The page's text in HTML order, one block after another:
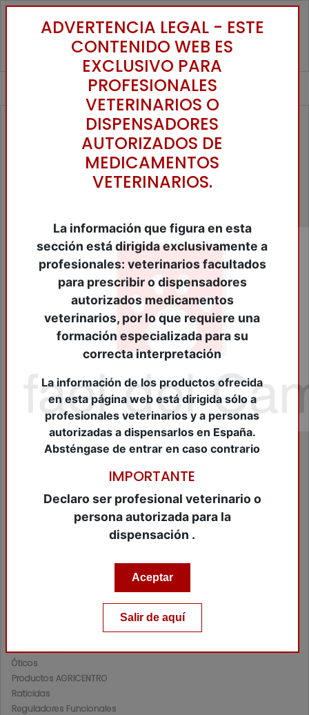
Accesorios Animales de Compañía
Alimentos Animales Compañia
Antibióticos
Antiparasitários
Bibliografía
Cercados Eléctricos
Cierre Heridas
Consumibles Veterinarios
Cosméticos Peq.Animales
Farmacológicos Diversos
Fungicidas
Higuiene Bucal
Homeopáticos
Leches Maternizadas
Material de Identificación
Nutraceuticos Animales Compañia
Nutracéuticos Ganadería
Óticos
Productos AGRICENTRO
Raticidas
Reguladores Funcionales
ADVERTENCIA LEGAL - ESTE
CONTENIDO WEB ES
EXCLUSIVO PARA
PROFESIONALES
VETERINARIOS O
DISPENSADORES
AUTORIZADOS DE
MEDICAMENTOS
VETERINARIOS.
La información que figura en esta
sección está dirigida exclusivamente a
profesionales: veterinarios facultados
para prescribir o dispensadores
autorizados medicamentos
veterinarios, por lo que requiere una
formación especializada para su
correcta interpretación
La información de los productos ofrecida
en esta página web está dirigida sólo a
profesionales veterinarios y a personas
autorizadas a dispensarlos en España.
Absténgase de entrar en caso contrario
IMPORTANTE
Declaro ser profesional veterinario o
persona autorizada para la
dispensación .
Aceptar
Salir de aquí